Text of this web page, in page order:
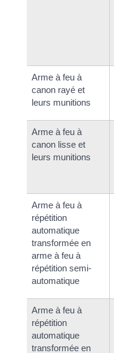
Arme à feu à
canon rayé et
leurs munitions
Arme à feu à
canon lisse et
leurs munitions
Arme à feu à
répétition
automatique
transformée en
arme à feu à
répétition semi-
automatique
Arme à feu à
répétition
automatique
transformée en